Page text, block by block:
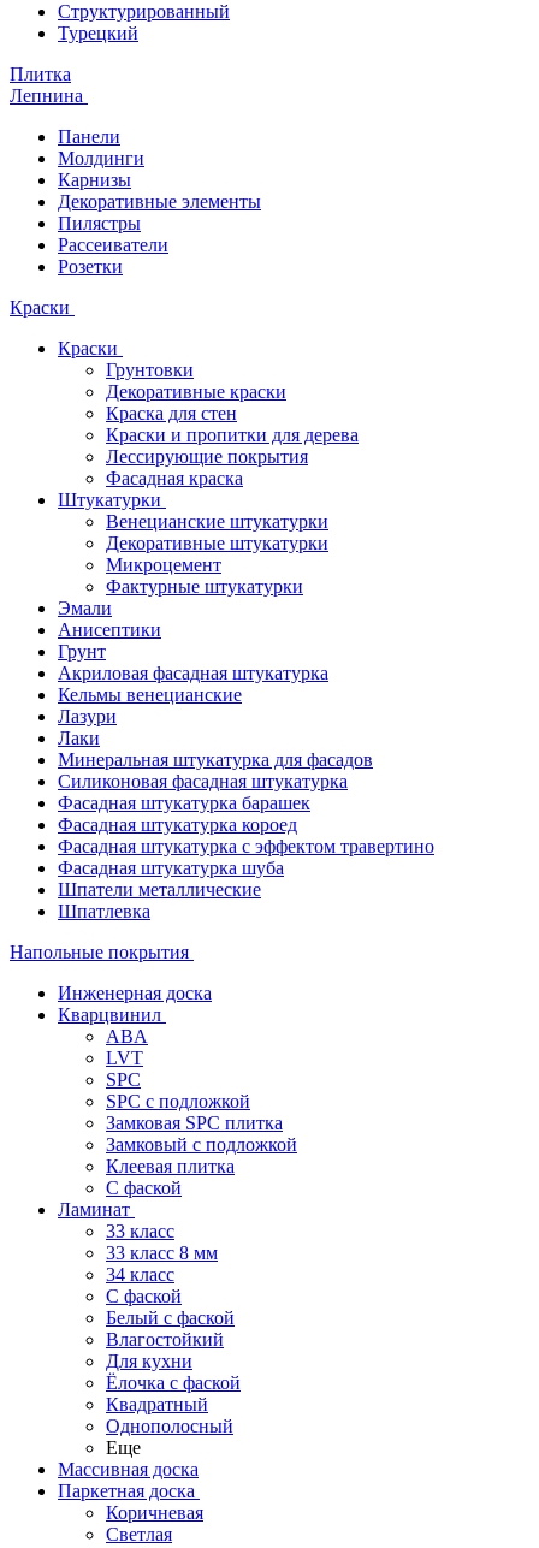
Структурированный
Турецкий
Плитка
Лепнина
Панели
Молдинги
Карнизы
Декоративные элементы
Пилястры
Рассеиватели
Розетки
Краски
Краски
Грунтовки
Декоративные краски
Краска для стен
Краски и пропитки для дерева
Лессирующие покрытия
Фасадная краска
Штукатурки
Венецианские штукатурки
Декоративные штукатурки
Микроцемент
Фактурные штукатурки
Эмали
Анисептики
Грунт
Акриловая фасадная штукатурка
Кельмы венецианские
Лазури
Лаки
Минеральная штукатурка для фасадов
Силиконовая фасадная штукатурка
Фасадная штукатурка барашек
Фасадная штукатурка короед
Фасадная штукатурка с эффектом травертино
Фасадная штукатурка шуба
Шпатели металлические
Шпатлевка
Напольные покрытия
Инженерная доска
Кварцвинил
ABA
LVT
SPC
SPC с подложкой
Замковая SPC плитка
Замковый с подложкой
Клеевая плитка
С фаской
Ламинат
33 класс
33 класс 8 мм
34 класс
C фаской
Белый с фаской
Влагостойкий
Для кухни
Ёлочка с фаской
Квадратный
Однополосный
Еще
Массивная доска
Паркетная доска
Коричневая
Светлая